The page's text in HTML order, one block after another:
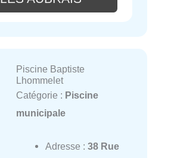
Piscine Baptiste
Lhommelet
Catégorie : Piscine
municipale
Adresse : 38 Rue